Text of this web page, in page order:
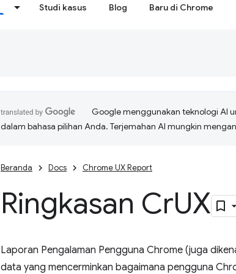
Studi kasus Blog Baru di Chrome
Google menggunakan teknologi AI
dalam bahasa pilihan Anda. Terjemahan AI mungkin
Beranda Docs Chrome UX Report
Ringkasan CrUX
Laporan Pengalaman Pengguna Chrome (juga
data yang mencerminkan bagaimana pengguna